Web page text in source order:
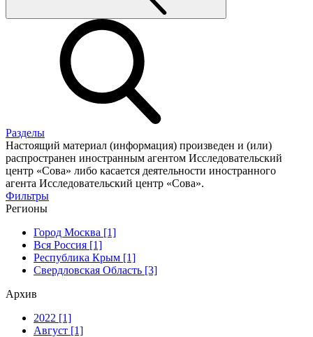
Разделы
Настоящий материал (информация) произведен и (или)
распространен иностранным агентом Исследовательский
центр «Сова» либо касается деятельности иностранного
агента Исследовательский центр «Сова».
Фильтры
Регионы
Город Москва [1]
Вся Россия [1]
Республика Крым [1]
Свердловская Область [3]
Архив
2022 [1]
Август [1]